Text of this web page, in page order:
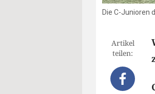
Die C-Junioren
Artikel
teilen: